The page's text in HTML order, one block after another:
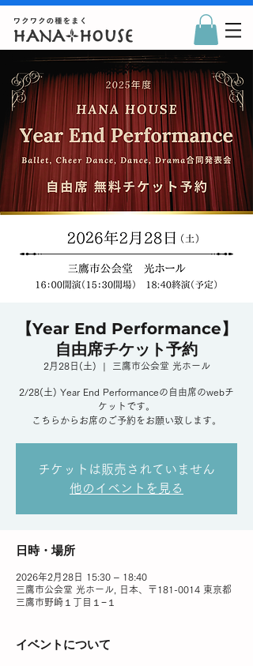
【Year End Performance】
自由席チケット予約
2月28日(土)
  |
三鷹市公会堂 光ホール
2/28(土) Year End Performanceの自由席のwebチ
ケットです。
こちらからお席のご予約をお願い致します。
チケットは販売されていません
他のイベントを見る
日時・場所
2026年2月28日 15:30 – 18:40
三鷹市公会堂 光ホール, 日本、〒181-0014 東京都
三鷹市野崎１丁目１−１
イベントについて